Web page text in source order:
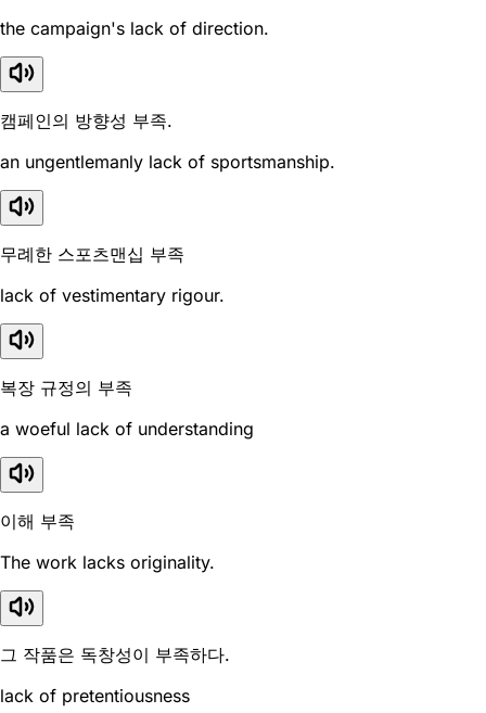
the campaign's lack of direction.
캠페인의 방향성 부족.
an ungentlemanly lack of sportsmanship.
무례한 스포츠맨십 부족
lack of vestimentary rigour.
복장 규정의 부족
a woeful lack of understanding
이해 부족
The work lacks originality.
그 작품은 독창성이 부족하다.
lack of pretentiousness